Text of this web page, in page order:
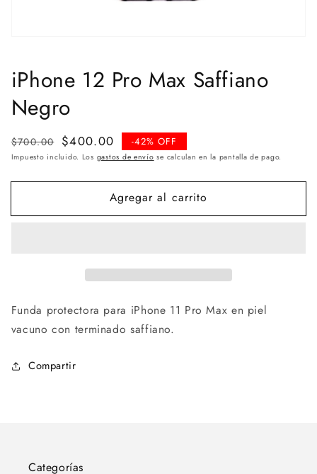
iPhone 12 Pro Max Saffiano
Negro
Precio
habitual
$700.00
Precio
de
$400.00 -42% OFF
Impuesto incluido. Los gastos de envío se calculan en la pantalla de pago.
Agregar al carrito
Funda protectora para iPhone 11 Pro Max en piel
vacuno con terminado saffiano.
Compartir
Categorías